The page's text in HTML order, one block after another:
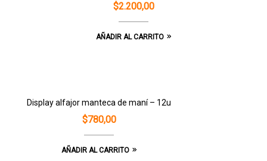
$2.200,00
AÑADIR AL CARRITO
Display alfajor manteca de maní – 12u
$780,00
AÑADIR AL CARRITO